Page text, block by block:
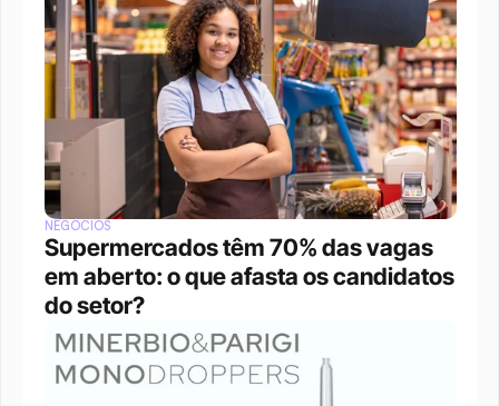
NEGÓCIOS
Supermercados têm 70% das vagas
em aberto: o que afasta os candidatos
do setor?